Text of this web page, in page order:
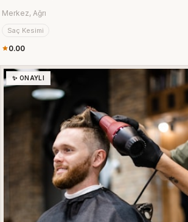
Merkez, Ağrı
Saç Kesimi
0.00
✨ ONAYLI